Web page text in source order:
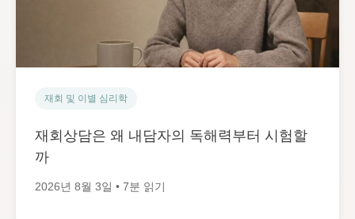
재회 및 이별 심리학
재회상담은 왜 내담자의 독해력부터 시험할
까
2026년 8월 3일 • 7분 읽기